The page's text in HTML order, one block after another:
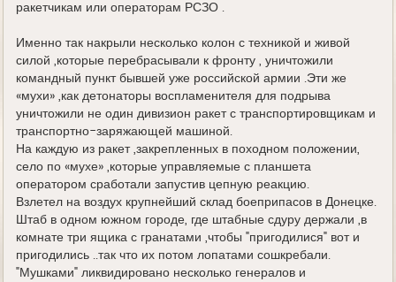
ракетчикам или операторам РСЗО .
Именно так накрыли несколько колон с техникой и живой
силой ,которые перебрасывали к фронту , уничтожили
командный пункт бывшей уже российской армии .Эти же
«мухи» ,как детонаторы воспламенителя для подрыва
уничтожили не один дивизион ракет с транспортировщикам и
транспортно-заряжающей машиной.
На каждую из ракет ,закрепленных в походном положении,
село по «мухе» ,которые управляемые с планшета
оператором сработали запустив цепную реакцию.
Взлетел на воздух крупнейший склад боеприпасов в Донецке.
Штаб в одном южном городе, где штабные сдуру держали ,в
комнате три ящика с гранатами ,чтобы "пригодилися" вот и
пригодились ..так что их потом лопатами сошкребали.
"Мушками" ликвидировано несколько генералов и